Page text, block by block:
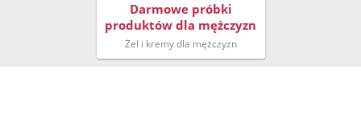
Darmowe próbki
produktów dla mężczyzn
Żel i kremy dla mężczyzn